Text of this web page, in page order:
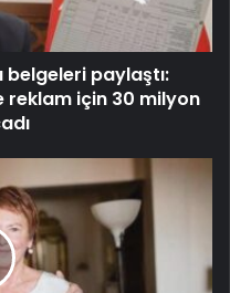
belgeleri paylaştı:
reklam için 30 milyon